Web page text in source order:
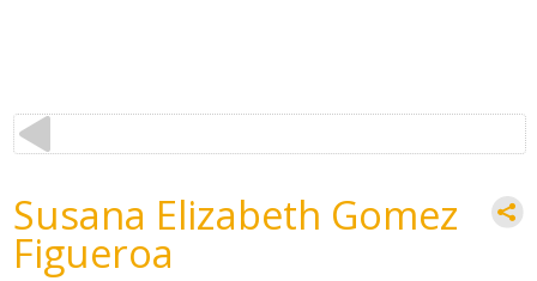
Susana Elizabeth Gomez
Figueroa